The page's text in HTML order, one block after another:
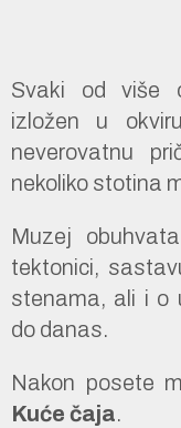
Svaki od više
izložen u
neverovatnu
nekoliko stotina
Muzej
tektonici,
stenama, ali i o
do danas.
Nakon posete
Kuće čaja.